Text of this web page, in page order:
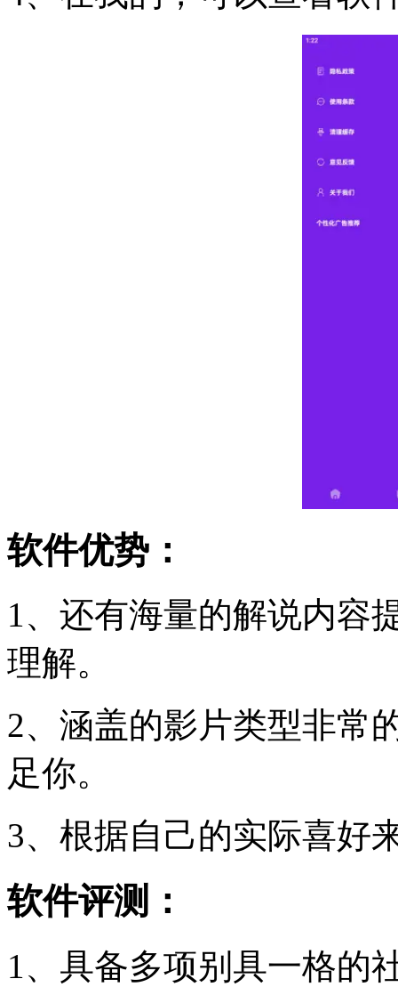
软件优势：
1、还有海量的解说内容
理解。
2、涵盖的影片类型非常
足你。
3、根据自己的实际喜好
软件评测：
1、具备多项别具一格的